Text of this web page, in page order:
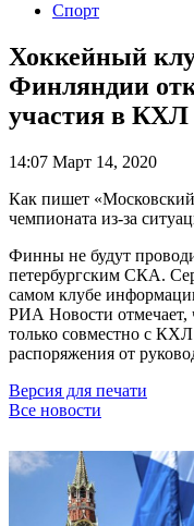
Спорт
Хоккейный
Финляндии
участия в КХЛ
14:07 Март 14, 2020
Как пишет
чемпионата из-за
Финны не будут
петербургским СКА.
самом клубе
РИА Новости отмечает,
только совместно с
распоряжения от
Версия для печати
Все новости